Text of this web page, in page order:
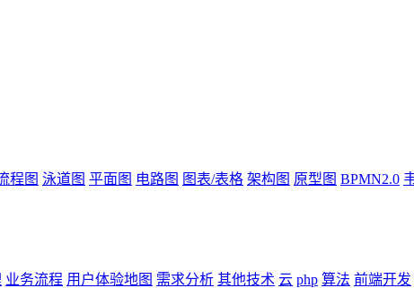
程图 泳道图 平面图 电路图 图表/表格 架构图 原型图 BPMN2.0
业务流程 用户体验地图 需求分析 其他技术 云 php 算法 前端开发